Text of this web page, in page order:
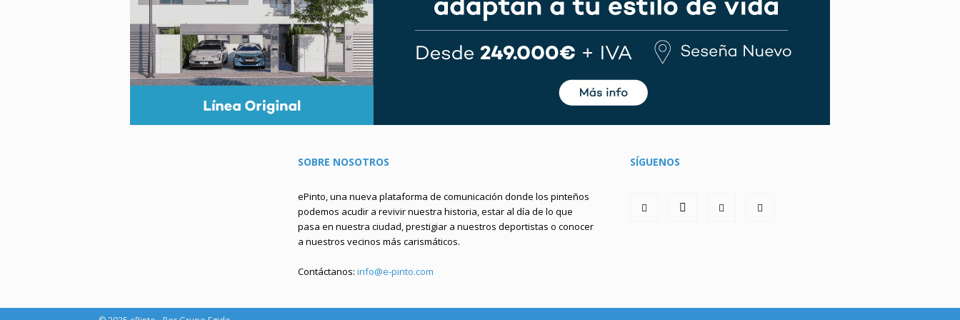
SOBRE NOSOTROS
ePinto, una nueva plataforma de comunicación donde los pinteños
podemos acudir a revivir nuestra historia, estar al día de lo que
pasa en nuestra ciudad, prestigiar a nuestros deportistas o conocer
a nuestros vecinos más carismáticos.
Contáctanos: info@e-pinto.com
SÍGUENOS